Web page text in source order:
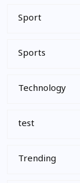
Sport
Sports
Technology
test
Trending